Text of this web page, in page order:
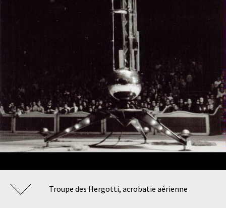
Troupe des Hergotti, acrobatie aérienne